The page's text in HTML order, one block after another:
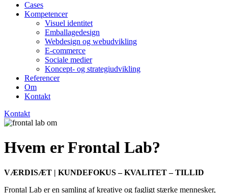
Cases
Kompetencer
Visuel identitet
Emballagedesign
Webdesign og webudvikling
E-commerce
Sociale medier
Koncept- og strategiudvikling
Referencer
Om
Kontakt
Kontakt
Hvem er Frontal Lab?
VÆRDISÆT | KUNDEFOKUS – KVALITET – TILLID
Frontal Lab er en samling af kreative og fagligt stærke mennesker,